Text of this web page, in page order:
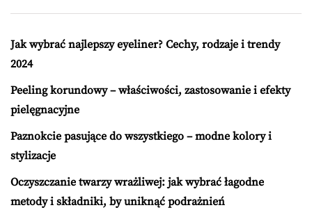
Jak wybrać najlepszy eyeliner? Cechy, rodzaje i trendy
2024
Peeling korundowy – właściwości, zastosowanie i efekty
pielęgnacyjne
Paznokcie pasujące do wszystkiego – modne kolory i
stylizacje
Oczyszczanie twarzy wrażliwej: jak wybrać łagodne
metody i składniki, by uniknąć podrażnień